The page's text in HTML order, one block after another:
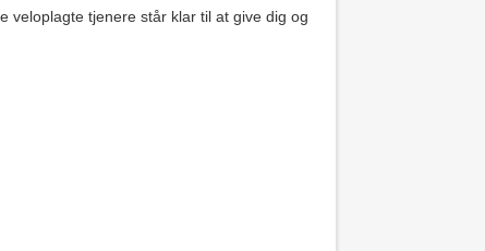
veloplagte tjenere står klar til at give dig og